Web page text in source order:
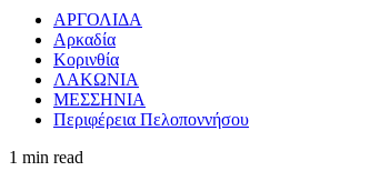
ΑΡΓΟΛΙΔΑ
Αρκαδία
Κορινθία
ΛΑΚΩΝΙΑ
ΜΕΣΣΗΝΙΑ
Περιφέρεια Πελοποννήσου
1 min read